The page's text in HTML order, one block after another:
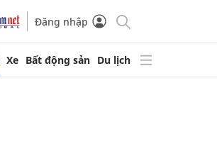
Đăng nhập
Xe Bất động sản Du lịch